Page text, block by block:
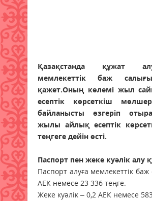
Қазақстанда құжат
мемлекеттік баж
қажет.Оның көлемі жыл
есептік көрсеткіш
байланысты өзгеріп
жылы айлық есептік
теңгеге дейін өсті.
Паспорт пен жеке куәлік алу
Паспорт алуға мемлекеттік
АЕК немесе 23 336 теңге.
Жеке куәлік – 0,2 АЕК немесе